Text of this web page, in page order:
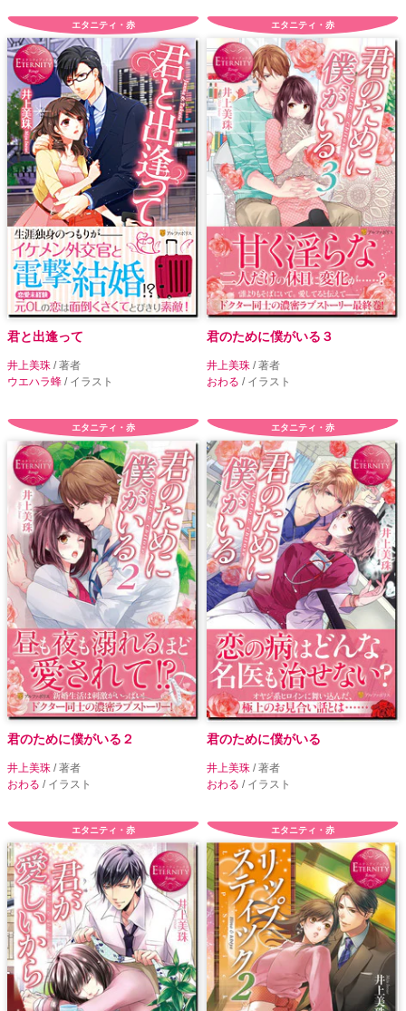
エタニティ・赤
君と出逢って
井上美珠 / 著者
ウエハラ蜂 / イラスト
エタニティ・赤
君のために僕がいる３
井上美珠 / 著者
おわる / イラスト
エタニティ・赤
君のために僕がいる２
井上美珠 / 著者
おわる / イラスト
エタニティ・赤
君のために僕がいる
井上美珠 / 著者
おわる / イラスト
エタニティ・赤 エタニティ・赤